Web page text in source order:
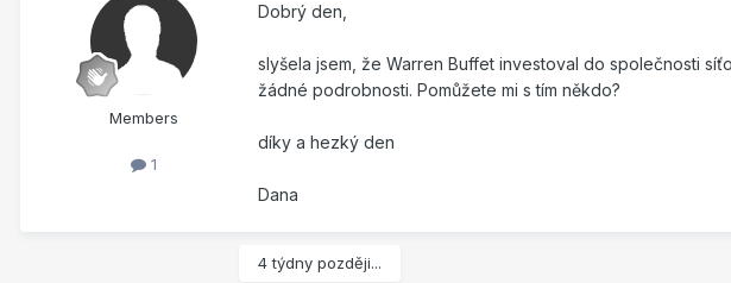
Members
1
Dobrý den,
slyšela jsem, že Warren Buffet investoval do společnosti
žádné podrobnosti. Pomůžete mi s tím někdo?
díky a hezký den
Dana
4 týdny později...